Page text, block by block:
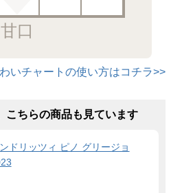
甘口
いチャートの使い方はコチラ>>
こちらの商品も見ています
ドリッツィ ピノ グリージョ